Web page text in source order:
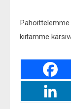
kiitämme